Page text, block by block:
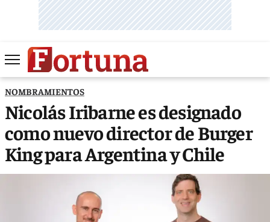
NOMBRAMIENTOS
Nicolás Iribarne es designado
como nuevo director de Burger
King para Argentina y Chile